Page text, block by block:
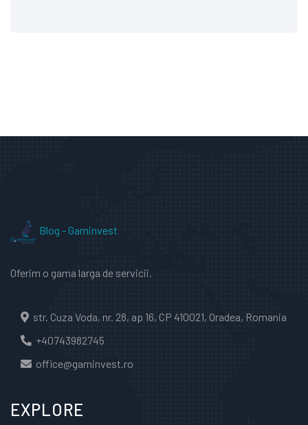
Blog - Gaminvest
Oferim o gama larga de servicii.
str. Cuza Voda, nr. 28, ap 16, CP 410021, Oradea, Romania
+40743982745
office@gaminvest.ro
EXPLORE